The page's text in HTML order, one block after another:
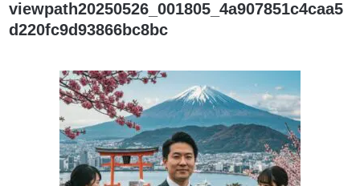
viewpath20250526_001805_4a907851c4caa5
d220fc9d93866bc8bc